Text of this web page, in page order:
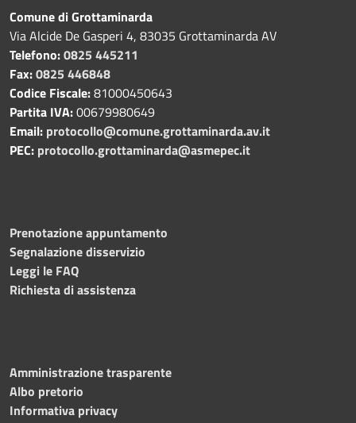
Comune di Grottaminarda
Via Alcide De Gasperi 4, 83035 Grottaminarda AV
Telefono:0825 445211
Fax:0825 446848
Codice Fiscale:81000450643
Partita IVA:00679980649
Email: protocollo@comune.grottaminarda.av.it
PEC: protocollo.grottaminarda@asmepec.it
Prenotazione appuntamento
Segnalazione disservizio
Leggi le FAQ
Richiesta di assistenza
Amministrazione trasparente
Albo pretorio
Informativa privacy